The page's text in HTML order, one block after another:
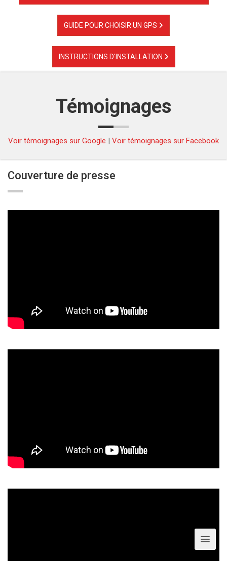
GUIDE POUR CHOISIR UN GPS
INSTRUCTIONS D'INSTALLATION
Témoignages
Voir témoignages sur Google | Voir témoignages sur Facebook
Couverture de presse